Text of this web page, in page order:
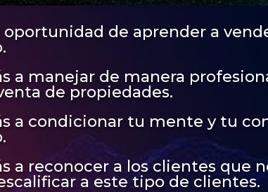
oportunidad de aprender a
a manejar de manera
de propiedades.
a condicionar tu mente y tu
a reconocer a los clientes
a este tipo de clientes.